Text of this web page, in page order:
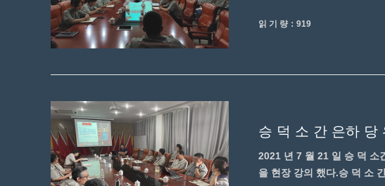
읽 기 량：919
2021 년 7 월 21 일 승 덕 소
을 현장 강의 했다.승 덕 소